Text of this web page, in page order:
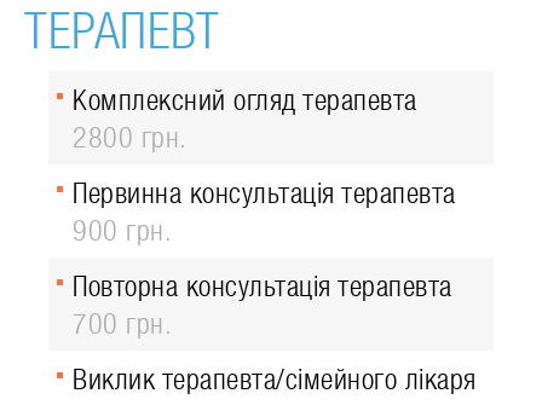
ТЕРАПЕВТ
Комплексний огляд терапевта
2800 грн.
Первинна консультація терапевта
900 грн.
Повторна консультація терапевта
700 грн.
Виклик терапевта/сімейного лікаря